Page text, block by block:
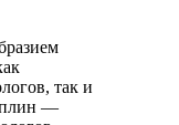
так и
—